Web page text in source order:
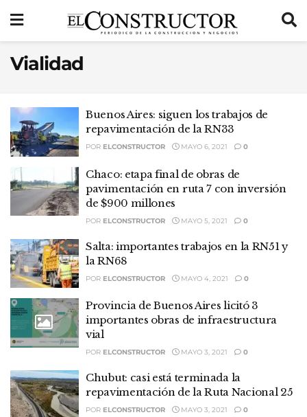
Vialidad
Buenos Aires: siguen los trabajos de
repavimentación de la RN33
POR ELCONSTRUCTOR MAYO 6, 2021 0
Chaco: etapa final de obras de
pavimentación en ruta 7 con inversión
de $900 millones
POR ELCONSTRUCTOR MAYO 5, 2021 0
Salta: importantes trabajos en la RN51 y
la RN68
POR ELCONSTRUCTOR MAYO 4, 2021 0
Provincia de Buenos Aires licitó 3
importantes obras de infraestructura
vial
POR ELCONSTRUCTOR MAYO 3, 2021 0
Chubut: casi está terminada la
repavimentación de la Ruta Nacional 25
POR ELCONSTRUCTOR MAYO 3, 2021 0